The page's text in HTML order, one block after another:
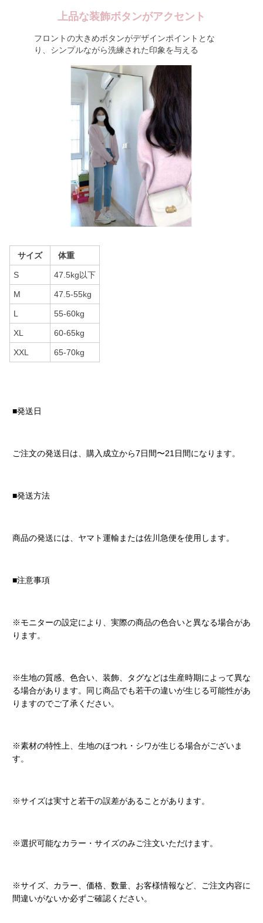
上品な装飾ボタンがアクセント
フロントの大きめボタンがデザインポイントとな
り、シンプルながら洗練された印象を与える
サイズ 体重
S 47.5kg以下
M 47.5-55kg
L 55-60kg
XL 60-65kg
XXL 65-70kg
■発送日
ご注文の発送日は、購入成立から7日間〜21日間になります。
■発送方法
商品の発送には、ヤマト運輸または佐川急便を使用します。
■注意事項
※モニターの設定により、実際の商品の色合いと異なる場合があ
ります。
※生地の質感、色合い、装飾、タグなどは生産時期によって異な
る場合があります。同じ商品でも若干の違いが生じる可能性があ
りますのでご了承ください。
※素材の特性上、生地のほつれ・シワが生じる場合がございま
す。
※サイズは実寸と若干の誤差があることがあります。
※選択可能なカラー・サイズのみご注文いただけます。
※サイズ、カラー、価格、数量、お客様情報など、ご注文内容に
間違いがないか必ずご確認ください。